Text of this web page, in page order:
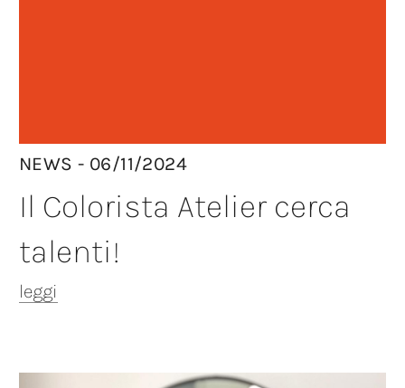
NEWS - 06/11/2024
Il Colorista Atelier cerca
talenti!
leggi